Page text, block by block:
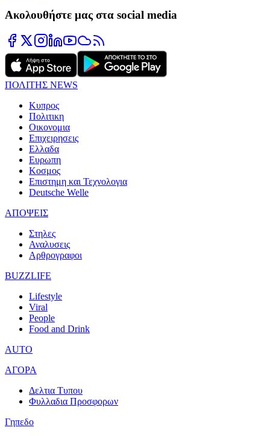
Ακολουθήστε μας στα social media
ΠΟΛΙΤΗΣ NEWS
Κυπρος
Πολιτικη
Οικονομια
Επιχειρησεις
Ελλαδα
Ευρωπη
Κοσμος
Επιστημη και Τεχνολογια
Deutsche Welle
ΑΠΟΨΕΙΣ
Στηλες
Αναλυσεις
Αρθρογραφοι
BUZZLIFE
Lifestyle
Viral
People
Food and Drink
AUTO
ΑΓΟΡΑ
Δελτια Τυπου
Φυλλαδια Προσφορων
Γηπεδο